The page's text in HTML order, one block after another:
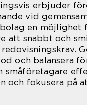
erbjuder
vid
en möjlighet
att snabbt och
och balansera
småföretagare
och fokusera på